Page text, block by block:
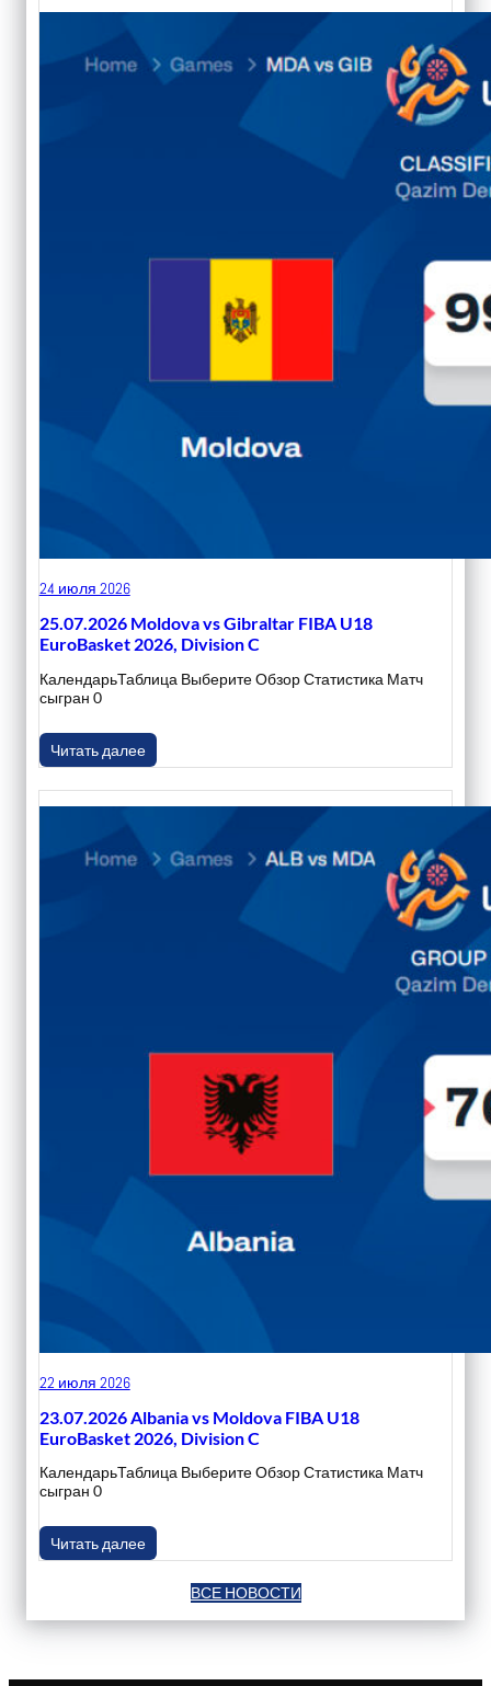
24 июля 2026
25.07.2026 Moldova vs Gibraltar FIBA U18
EuroBasket 2026, Division C
КалендарьТаблица Выберите Обзор Статистика Матч
сыгран 0
Читать далее
22 июля 2026
23.07.2026 Albania vs Moldova FIBA U18
EuroBasket 2026, Division C
КалендарьТаблица Выберите Обзор Статистика Матч
сыгран 0
Читать далее
ВСЕ НОВОСТИ